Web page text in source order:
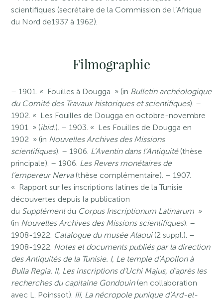
scientifiques (secrétaire de la Commission de l’Afrique
du Nord de1937 à 1962).
Filmographie
– 1901. « Fouilles à Dougga » (in Bulletin archéologique
du Comité des Travaux historiques et scientifiques). –
1902. « Les Fouilles de Dougga en octobre-novembre
1901 » (ibid.). – 1903. « Les Fouilles de Dougga en
1902 » (in Nouvelles Archives des Missions
scientifiques). – 1906. L’Aventin dans l’Antiquité(thèse
principale). – 1906. Les Revers monétaires de
l’empereur Nerva(thèse complémentaire). – 1907.
« Rapport sur les inscriptions latines de la Tunisie
découvertes depuis la publication
du Supplémentdu Corpus Inscriptionum Latinarum »
(in Nouvelles Archives des Missions scientifiques). –
1908-1922. Catalogue du musée Alaoui(2 suppl.). –
1908-1922. Notes et documents publiés par la direction
des Antiquités de la Tunisie. I, Le temple d’Apollon à
Bulla Regia. II, Les inscriptions d’Uchi Majus, d’après les
recherches du capitaine Gondouin(en collaboration
avec L. Poinssot). III, La nécropole punique d’Ard-el-